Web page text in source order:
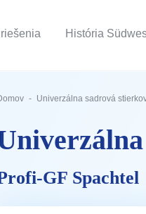
História
Univerzálna sadrová
GF Spachtel